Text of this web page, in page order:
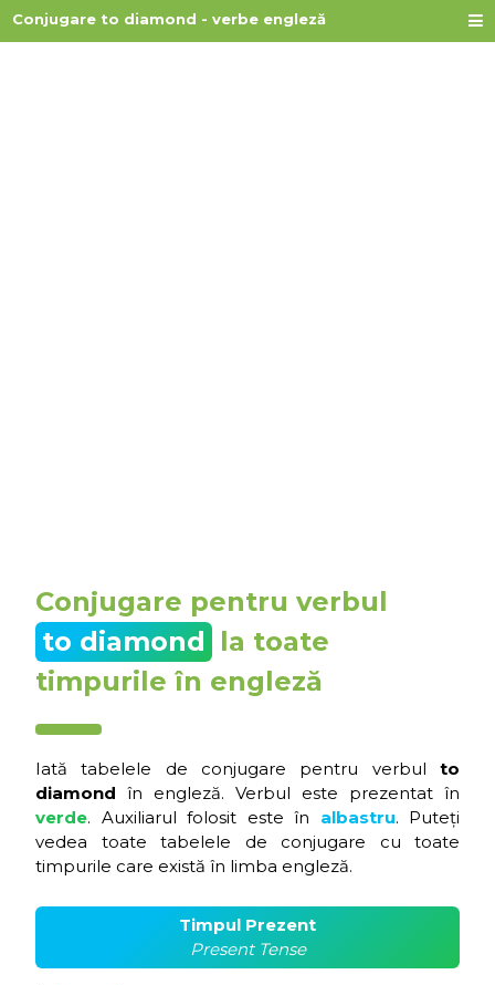
Conjugare to diamond - verbe engleză
Conjugare pentru verbul
to diamond la toate
timpurile în engleză
Iată tabelele de conjugare pentru verbul to
diamond în engleză. Verbul este prezentat în
verde. Auxiliarul folosit este în albastru. Puteți
vedea toate tabelele de conjugare cu toate
timpurile care există în limba engleză.
Timpul Prezent
Present Tense